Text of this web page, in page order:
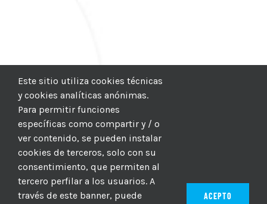
Este sitio utiliza cookies técnicas
y cookies analíticas anónimas.
Para permitir funciones
específicas como compartir y / o
ver contenido, se pueden instalar
cookies de terceros, solo con su
consentimiento, que permiten al
tercero perfilar a los usuarios. A
través de este banner, puede
ACEPTO